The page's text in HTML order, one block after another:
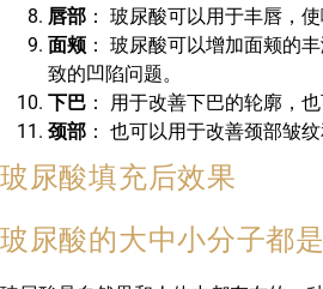
唇部 ： 玻尿酸可以用于丰唇，
面颊 ： 玻尿酸可以增加面颊的
致的凹陷问题。
下巴 ： 用于改善下巴的轮廓，也
颈部 ： 也可以用于改善颈部皱纹
玻尿酸填充后效果
玻尿酸的大中小分子都